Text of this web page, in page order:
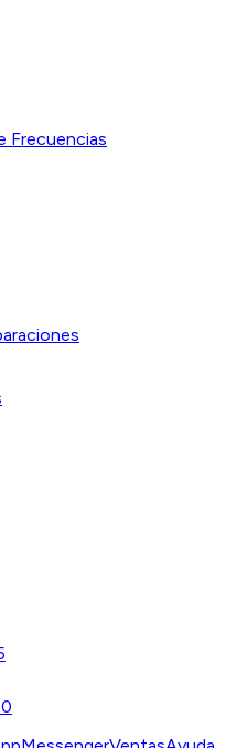
Frecuencias